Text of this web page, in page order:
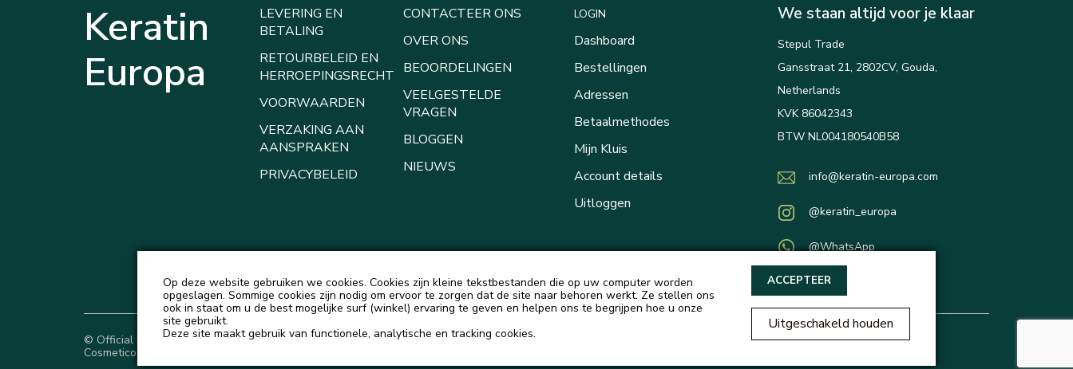
Keratin
Europa
LEVERING EN
BETALING
RETOURBELEID EN
HERROEPINGSRECHT
VOORWAARDEN
VERZAKING AAN
AANSPRAKEN
PRIVACYBELEID
CONTACTEER ONS
OVER ONS
BEOORDELINGEN
VEELGESTELDE
VRAGEN
BLOGGEN
NIEUWS
LOGIN
Dashboard
Bestellingen
Adressen
Betaalmethodes
Mijn Kluis
Account details
Uitloggen
We staan altijd voor je klaar
Stepul Trade
Gansstraat 21, 2802CV, Gouda,
Netherlands
KVK 86042343
BTW NL004180540B58
info@keratin-europa.com
@keratin_europa
@WhatsApp
© Official representative of Natureza
Cosmeticos and Love Potion in Europe
Op deze website gebruiken we cookies. Cookies zijn kleine tekstbestanden die op uw computer worden
opgeslagen. Sommige cookies zijn nodig om ervoor te zorgen dat de site naar behoren werkt. Ze stellen ons
ook in staat om u de best mogelijke surf (winkel) ervaring te geven en helpen ons te begrijpen hoe u onze
site gebruikt.
Deze site maakt gebruik van functionele, analytische en tracking cookies.
ACCEPTEER
Uitgeschakeld houden